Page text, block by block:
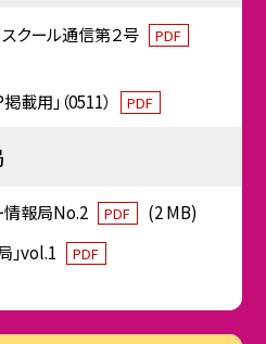
スクール通信第２号 PDF
用」（0511）
PDF
情報局No.2 PDF
(2 MB)
」vol.1
PDF